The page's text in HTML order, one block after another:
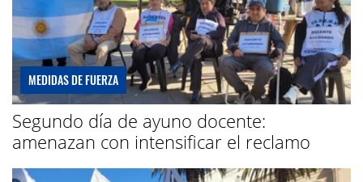
MEDIDAS DE FUERZA
Segundo día de ayuno docente:
amenazan con intensificar el reclamo